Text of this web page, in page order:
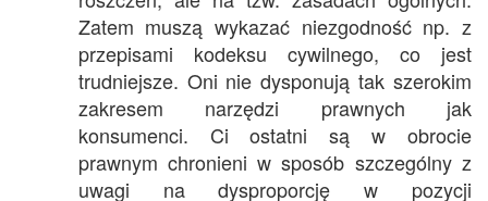
Zatem muszą wykazać niezgodność np. z
przepisami kodeksu cywilnego, co jest
trudniejsze. Oni nie dysponują tak szerokim
zakresem narzędzi prawnych jak
konsumenci. Ci ostatni są w obrocie
prawnym chronieni w sposób szczególny z
uwagi na dysproporcję w pozycji